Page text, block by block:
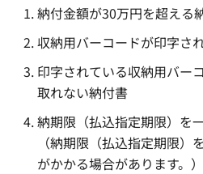
納付金額が30万円を超える
収納用バーコードが印字さ
印字されている収納用バー
取れない納付書
納期限（払込指定期限）を
（納期限（払込指定期限
がかかる場合があります。）